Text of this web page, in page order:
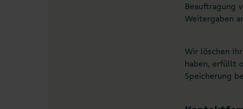
Beauftragung
Weitergaben
Wir löschen
haben, erfüllt
Speicherung